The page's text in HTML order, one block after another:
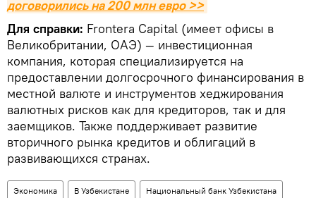
договорились на 200 млн евро >>
Для справки: Frontera Capital (имеет офисы в
Великобритании, ОАЭ) — инвестиционная
компания, которая специализируется на
предоставлении долгосрочного финансирования в
местной валюте и инструментов хеджирования
валютных рисков как для кредиторов, так и для
заемщиков. Также поддерживает развитие
вторичного рынка кредитов и облигаций в
развивающихся странах.
Экономика В Узбекистане Национальный банк Узбекистана